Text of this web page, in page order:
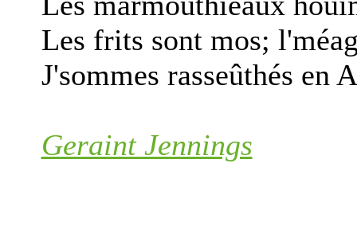
Les frits sont mos;
J'sommes rasseûthés en
Geraint Jennings